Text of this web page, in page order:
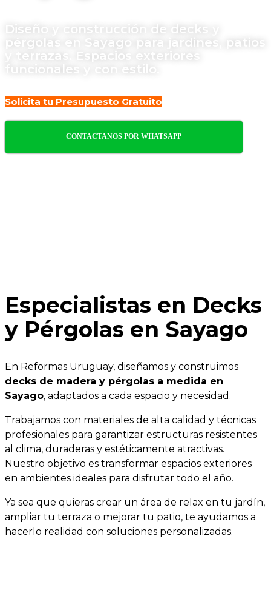
Diseño y construcción de decks y
pérgolas en Sayago para jardines, patios
y terrazas. Espacios exteriores
funcionales y con estilo.
Solicita tu Presupuesto Gratuito
CONTACTANOS POR WHATSAPP
Especialistas en Decks
y Pérgolas en Sayago
En Reformas Uruguay, diseñamos y construimos
decks de madera y pérgolas a medida en
Sayago, adaptados a cada espacio y necesidad.
Trabajamos con materiales de alta calidad y técnicas
profesionales para garantizar estructuras resistentes
al clima, duraderas y estéticamente atractivas.
Nuestro objetivo es transformar espacios exteriores
en ambientes ideales para disfrutar todo el año.
Ya sea que quieras crear un área de relax en tu jardín,
ampliar tu terraza o mejorar tu patio, te ayudamos a
hacerlo realidad con soluciones personalizadas.